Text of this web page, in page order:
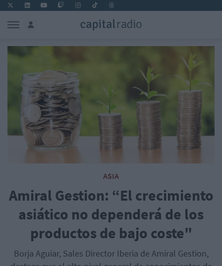
ASIA
Amiral Gestion: “El crecimiento
asiático no dependerá de los
productos de bajo coste"
Borja Aguiar, Sales Director Iberia de Amiral Gestion,